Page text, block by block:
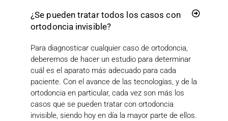
¿Se pueden tratar todos los casos con
ortodoncia invisible?
Para diagnosticar cualquier caso de ortodoncia,
deberemos de hacer un estudio para determinar
cuál es el aparato más adecuado para cada
paciente. Con el avance de las tecnologías, y de la
ortodoncia en particular, cada vez son más los
casos que se pueden tratar con ortodoncia
invisible, siendo hoy en día la mayor parte de ellos.